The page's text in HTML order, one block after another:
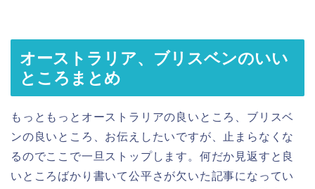
オーストラリア、ブリスベンのいい
ところまとめ
もっともっとオーストラリアの良いところ、ブリスベ
ンの良いところ、お伝えしたいですが、止まらなくな
るのでここで一旦ストップします。何だか見返すと良
いところばかり書いて公平さが欠いた記事になってい